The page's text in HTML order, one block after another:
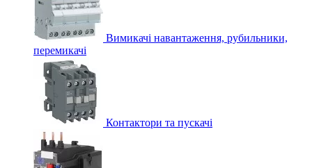
Вимикачі навантаження, рубильники,
перемикачі
Контактори та пускачі